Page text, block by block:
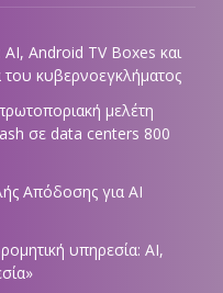
Android TV Boxes και
του κυβερνοεγκλήματος
μελέτη
σε data centers 800
Απόδοσης για AI
υπηρεσία: AI,